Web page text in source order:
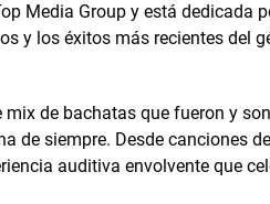
Media Group y está dedicada
y los éxitos más recientes del
de bachatas que fueron y
de siempre. Desde canciones
auditiva envolvente que